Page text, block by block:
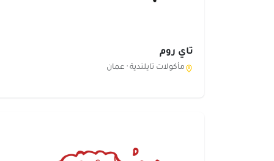
تاي روم
مأكولات تايلندية · عمان